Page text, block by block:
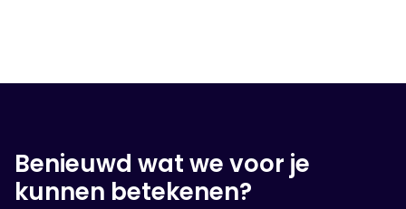
4. Op sollicitatie gesprek
Benieuwd wat we voor je
kunnen betekenen?